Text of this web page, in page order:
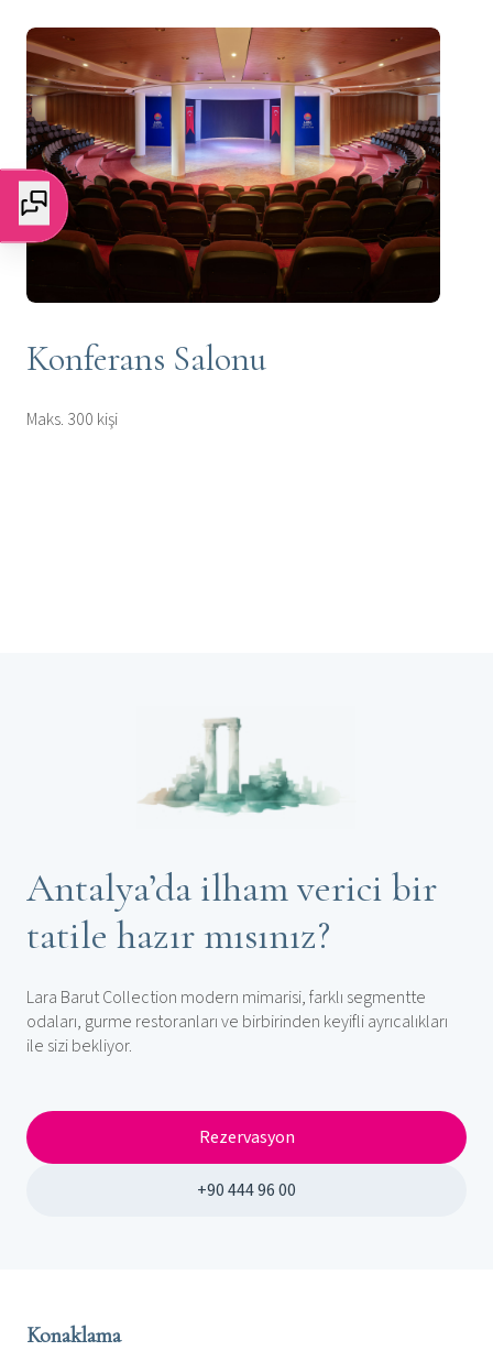
Konferans Salonu
Maks. 300 kişi
Antalya’da ilham verici bir
tatile hazır mısınız?
Lara Barut Collection modern mimarisi, farklı segmentte
odaları, gurme restoranları ve birbirinden keyifli ayrıcalıkları
ile sizi bekliyor.
Rezervasyon
+90 444 96 00
Konaklama